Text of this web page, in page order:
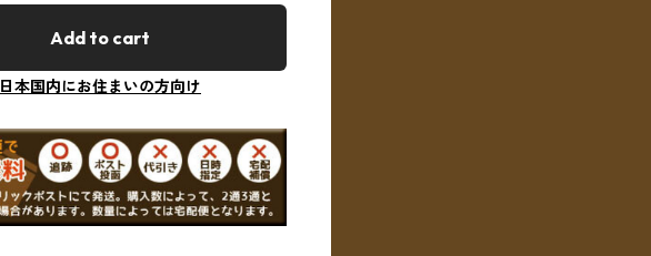
Add to cart
日本国内にお住まいの方向け